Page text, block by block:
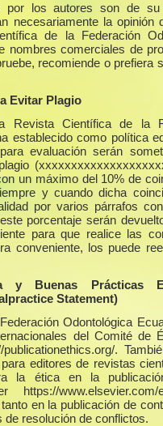
por los autores son de su
necesariamente la opinión
de la Federación
nombres comerciales de
recomiende o prefiera
Evitar Plagio
Revista Científica de la
establecido como política
evaluación serán
un máximo del 10% de
y cuando dicha
por varios párrafos
porcentaje serán
para que realice las
conveniente, los puede
y Buenas Prácticas
Statement)
Odontológica
del Comité de
.
editores de revistas
la ética en la
www.elsevier.com/
en la publicación de
resolución de conflictos.